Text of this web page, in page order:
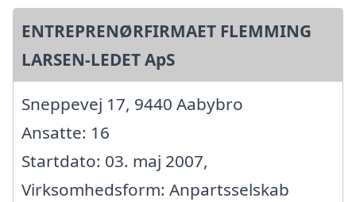
ENTREPRENØRFIRMAET FLEMMING
LARSEN-LEDET ApS
Sneppevej 17, 9440 Aabybro
Ansatte: 16
Startdato: 03. maj 2007,
Virksomhedsform: Anpartsselskab